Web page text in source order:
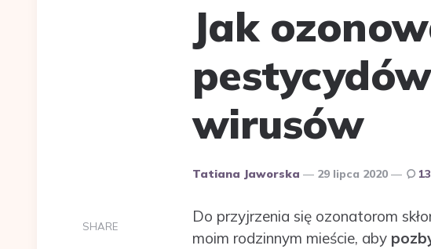
Jak
wirusów
Dodane
Tatiana Jaworska 29 lipca 2020 13
SHARE
Do przyjrzenia się ozonatorom
moim rodzinnym mieście, aby